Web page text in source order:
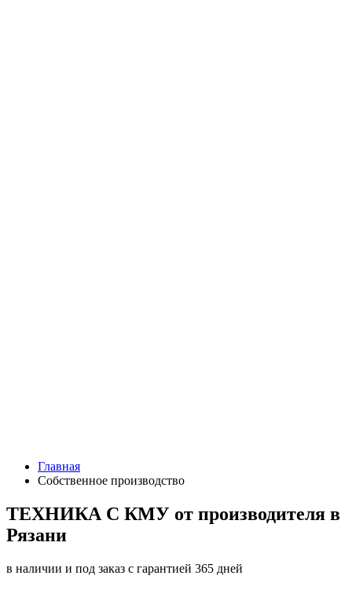
Главная
Собственное производство
ТЕХНИКА С КМУ от производителя в
Рязани
в наличии и под заказ с гарантией 365 дней